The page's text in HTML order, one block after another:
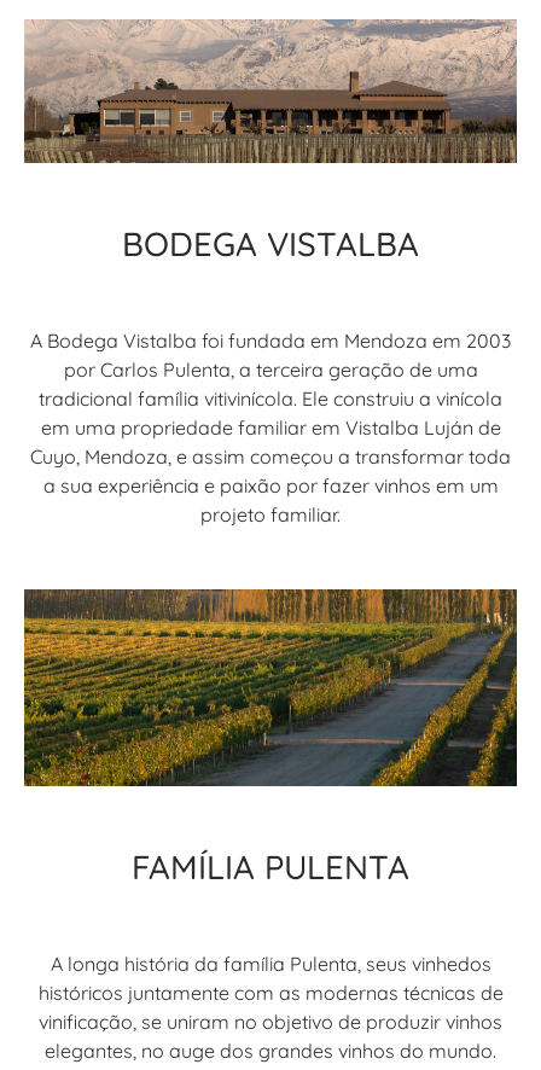
BODEGA VISTALBA
A Bodega Vistalba foi fundada em Mendoza em 2003
por Carlos Pulenta, a terceira geração de uma
tradicional família vitivinícola. Ele construiu a vinícola
em uma propriedade familiar em Vistalba Luján de
Cuyo, Mendoza, e assim começou a transformar toda
a sua experiência e paixão por fazer vinhos em um
projeto familiar.
FAMÍLIA PULENTA
A longa história da família Pulenta, seus vinhedos
históricos juntamente com as modernas técnicas de
vinificação, se uniram no objetivo de produzir vinhos
elegantes, no auge dos grandes vinhos do mundo.